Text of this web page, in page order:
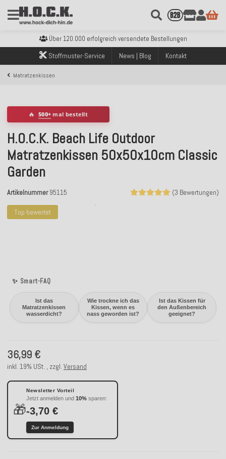
Kostenloser Versand innerhalb Deutschlands ab 99€ Bestellwert
Sicher bezahlen mit Klarna, PayPal & Amazon Pay
Kostenloser Versand innerhalb Deutschlands ab 99€ Bestellwert
Über 120.000 erfolgreich versendete Bestellungen
Sicher bezahlen mit Klarna, PayPal & Amazon Pay
Kostenloser Versand innerhalb Deutschlands ab 99€ Bestellwert
Stoffmuster-Service News | Blog Kontakt
Matratzenkissen
Top bewertet
✨ Smart-FAQ
Ist das
Matratzenkissen
wasserdicht?
Wie trockne ich das
Kissen, wenn es
nass geworden ist?
Ist das Kissen für
den Außenbereich
geeignet?
🔥 500+ mal bestellt
H.O.C.K. Beach Life Outdoor
Matratzenkissen 50x50x10cm Classic
Garden
(3 Bewertungen)
Artikelnummer 95115
36,99 €
inkl. 19% USt. , zzgl. Versand
🎁
Newsletter Vorteil
Jetzt anmelden und 10% sparen:
-3,70 €
Zur Anmeldung